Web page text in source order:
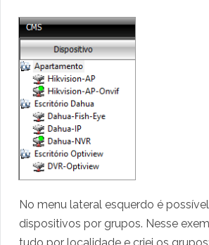
No menu lateral esquerdo é
dispositivos por grupos. Nesse